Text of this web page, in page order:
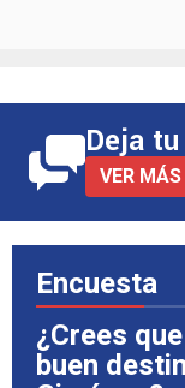
Deja
VER
Encuesta
¿Crees
buen